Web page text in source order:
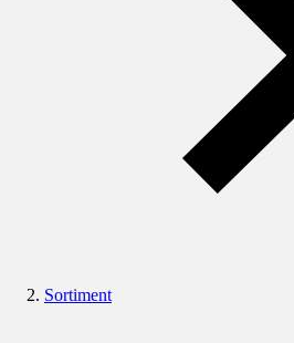
Sortiment